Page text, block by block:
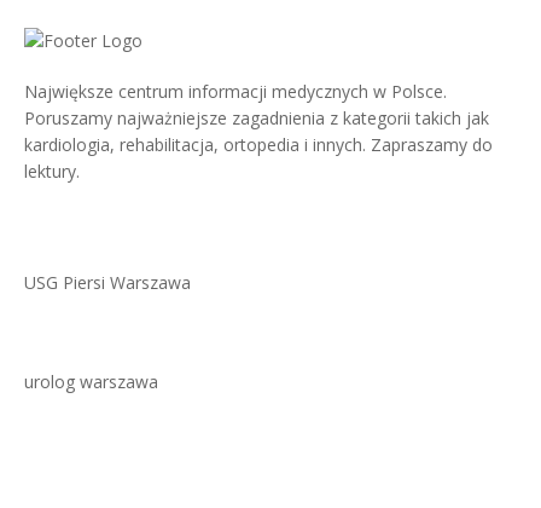
Największe centrum informacji medycznych w Polsce.
Poruszamy najważniejsze zagadnienia z kategorii takich jak
kardiologia, rehabilitacja, ortopedia i innych. Zapraszamy do
lektury.
USG Piersi Warszawa
urolog warszawa